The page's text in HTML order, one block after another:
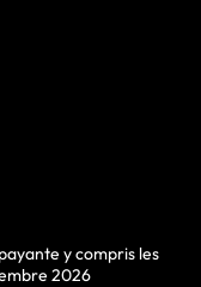
y compris les
2026